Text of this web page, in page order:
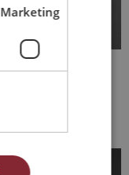
Marketing